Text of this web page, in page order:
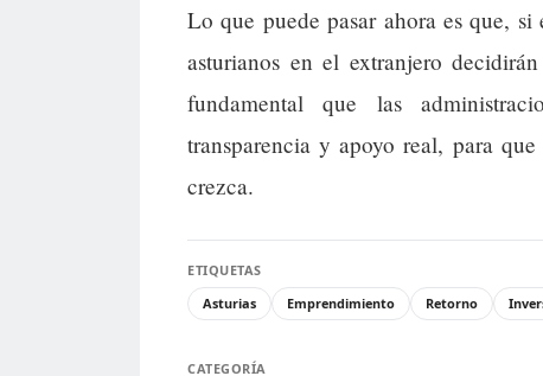
Lo que puede pasar ahora es que, si
asturianos en el extranjero
fundamental que las
transparencia y apoyo real, para
crezca.
ETIQUETAS
Asturias
Emprendimiento Retorno
CATEGORÍA